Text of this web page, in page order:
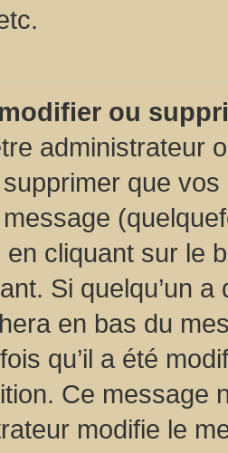
ou
administrateur
que
en cliquant sur le
Si quelqu’un
en bas du
qu’il a été
Ce message
modifie le